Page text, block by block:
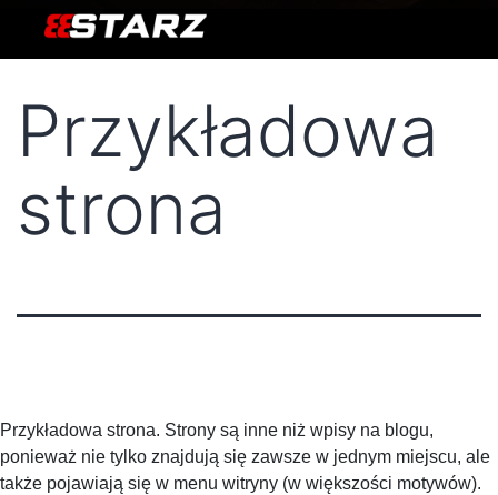
Przykładowa
strona
Przykładowa strona. Strony są inne niż wpisy na blogu,
ponieważ nie tylko znajdują się zawsze w jednym miejscu, ale
także pojawiają się w menu witryny (w większości motywów).